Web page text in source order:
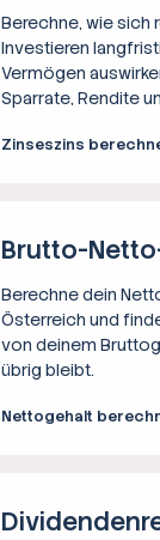
Berechne, wie sich
Investieren
Vermögen
Sparrate, Rendite
Zinseszins
Brutto-
Berechne dein
Österreich und
von deinem
übrig bleibt.
Nettogehalt